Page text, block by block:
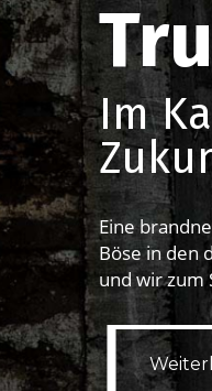
Im
Eine
Böse in den
und wir zum
Weiterlesen